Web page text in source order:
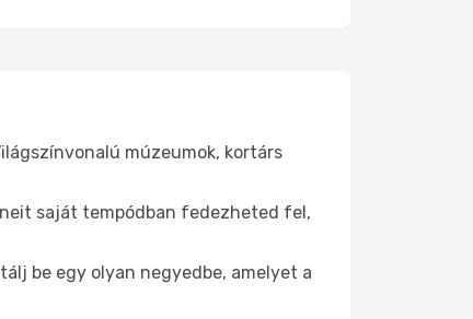
múzeumok, kortárs
saját tempódban fedezheted fel,
be egy olyan negyedbe, amelyet a